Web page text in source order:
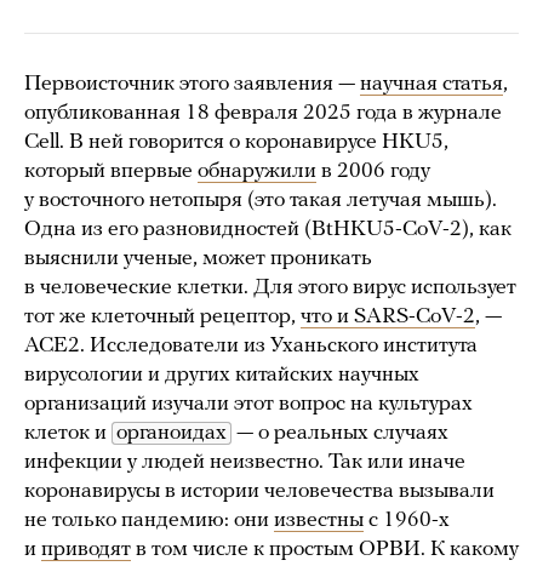
Первоисточник этого заявления — научная статья,
опубликованная 18 февраля 2025 года в журнале
Cell. В ней говорится о коронавирусе HKU5,
который впервые обнаружили в 2006 году
у восточного нетопыря (это такая летучая мышь).
Одна из его разновидностей (BtHKU5-CoV-2), как
выяснили ученые, может проникать
в человеческие клетки. Для этого вирус использует
тот же клеточный рецептор, что и SARS-CoV-2, —
ACE2. Исследователи из Уханьского института
вирусологии и других китайских научных
организаций изучали этот вопрос на культурах
клеток и органоидах — о реальных случаях
инфекции у людей неизвестно. Так или иначе
коронавирусы в истории человечества вызывали
не только пандемию: они известны с 1960-х
и приводят в том числе к простым ОРВИ. К какому